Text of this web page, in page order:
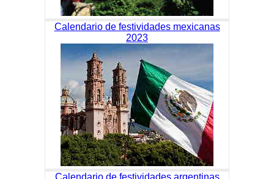
Calendario de festividades mexicanas
2023